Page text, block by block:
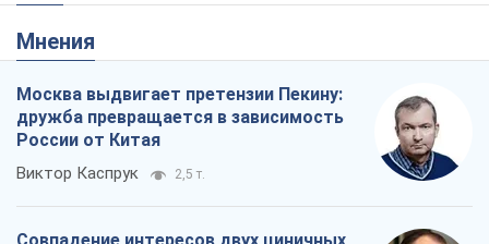
Мнения
Москва выдвигает претензии Пекину:
дружба превращается в зависимость
России от Китая
Виктор Каспрук 2,5 т.